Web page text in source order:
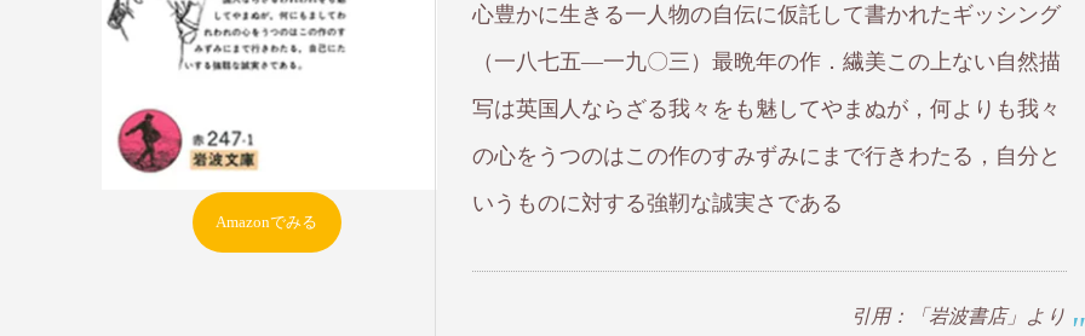
Amazonでみる
心豊かに生きる一人物の自伝に仮託して書かれたギッシング
（一八七五―一九〇三）最晩年の作．繊美この上ない自然描
写は英国人ならざる我々をも魅してやまぬが，何よりも我々
の心をうつのはこの作のすみずみにまで行きわたる，自分と
いうものに対する強靭な誠実さである
引用：「岩波書店」より